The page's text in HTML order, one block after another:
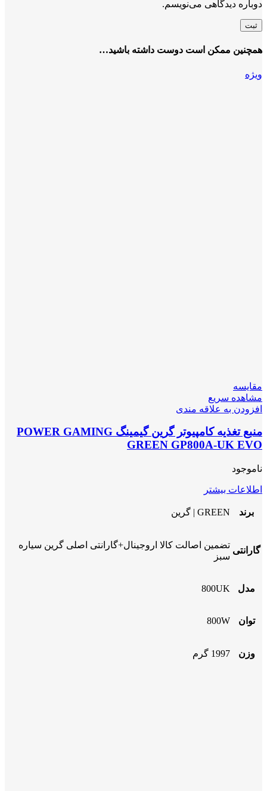
دوباره دیدگاهی می‌نویسم.
همچنین ممکن است دوست داشته باشید…
ویژه
مقایسه
مشاهده سریع
افزودن به علاقه مندی
منبع تغذیه کامپیوتر گرین گیمینگ POWER GAMING
GREEN GP800A-UK EVO
ناموجود
اطلاعات بیشتر
برند GREEN | گرین
گارانتی
تضمین اصالت کالا اروجینال+گارانتی اصلی گرین سیاره
سبز
مدل 800UK
توان 800W
وزن 1997 گرم